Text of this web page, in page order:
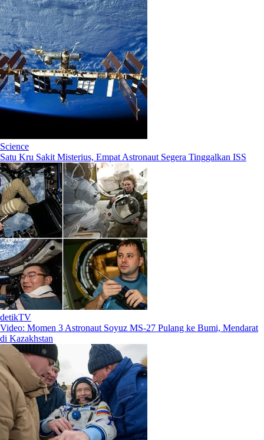
Science
Satu Kru Sakit Misterius, Empat Astronaut Segera Tinggalkan ISS
detikTV
Video: Momen 3 Astronaut Soyuz MS-27 Pulang ke Bumi, Mendarat
di Kazakhstan